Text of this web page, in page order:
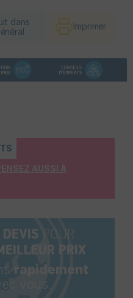
dans
Imprimer
AUSSI À
POUR
PRIX
rapidement
vous.